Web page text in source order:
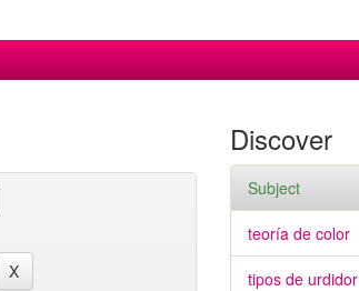
Discover
Subject
teoría de color
tipos de urdidor